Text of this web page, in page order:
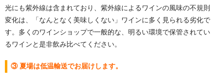
光にも紫外線は含まれており、紫外線によるワインの風味の不規則
変化は、「なんとなく美味しくない」ワインに多く見られる劣化で
す。多くのワインショップで一般的な、明るい環境で保管されてい
るワインと是非飲み比べてください。
③ 夏場は低温輸送でお届けします。